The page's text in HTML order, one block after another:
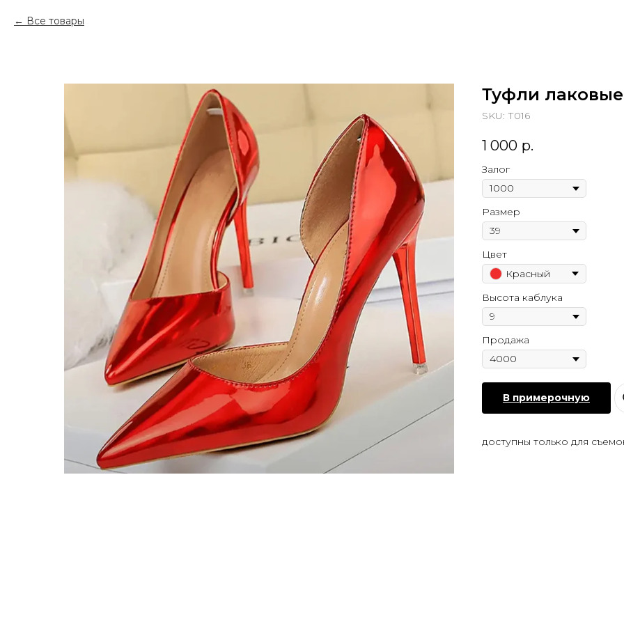
Все товары
Туфли
SKU: Т016
1 000 р.
Залог
Размер
Цвет
Красный
Высота каблука
Продажа
В примерочную
доступны только для